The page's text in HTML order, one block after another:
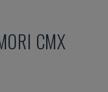
CMX